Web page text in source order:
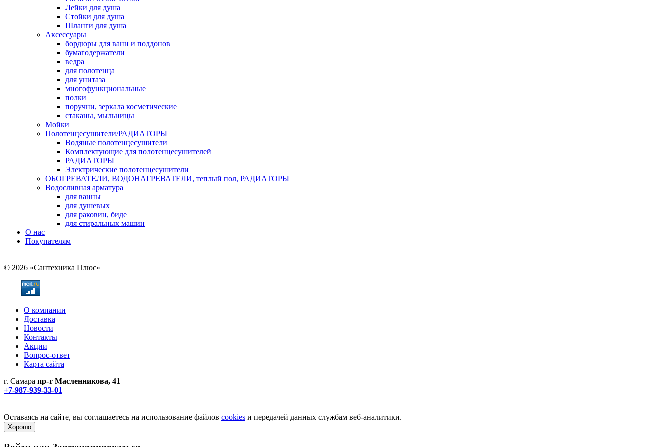
Лейки для душа
Стойки для душа
Шланги для душа
Аксессуары
бордюры для ванн и поддонов
бумагодержатели
ведра
для полотенца
для унитаза
многофункциональные
полки
поручни, зеркала косметические
стаканы, мыльницы
Мойки
Полотенцесушители/РАДИАТОРЫ
Водяные полотенцесушители
Комплектующие для полотенцесушителей
РАДИАТОРЫ
Электрические полотенцесушители
ОБОГРЕВАТЕЛИ, ВОДОНАГРЕВАТЕЛИ, теплый пол, РАДИАТОРЫ
Водосливная арматура
для ванны
для душевых
для раковин, биде
для стиральных машин
О нас
Покупателям
© 2026 «Сантехника Плюс»
О компании
Доставка
Новости
Контакты
Акции
Вопрос-ответ
Карта сайта
г. Самара пр-т Масленникова, 41
+7-987-939-33-01
Оставаясь на сайте, вы соглашаетесь на использование файлов cookies и передачей данных службам веб-аналитики.
Хорошо